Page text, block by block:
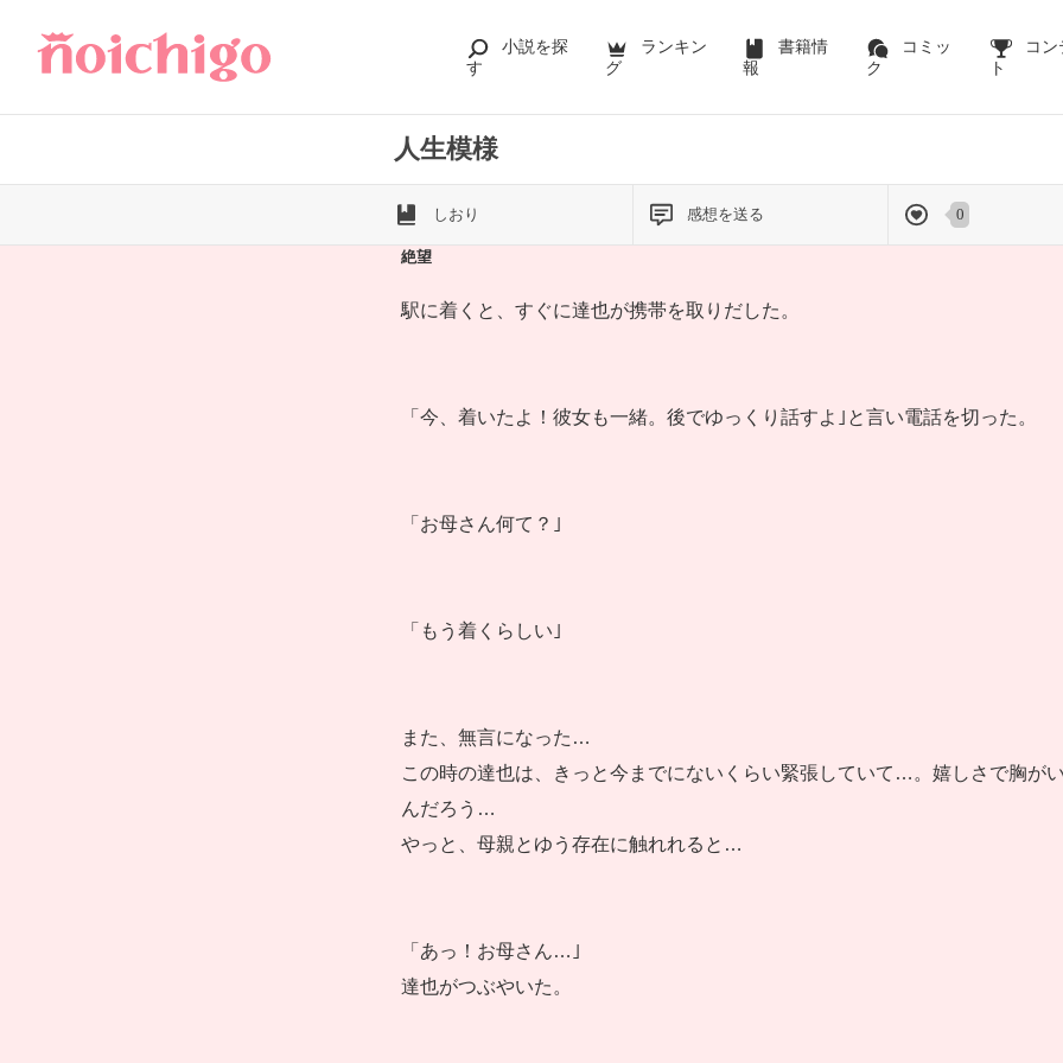
小説を探
す
ランキン
グ
書籍情
報
コミッ
ク
コン
ト
人生模様
しおり 感想を送る 0
前のページを表示する
絶望
駅に着くと、すぐに達也が携帯を取りだした。
「今、着いたよ！彼女も一緒。後でゆっくり話すよ｣と言い電話を切った。
「お母さん何て？｣
「もう着くらしい｣
また、無言になった…
この時の達也は、きっと今までにないくらい緊張していて…。嬉しさで胸が
んだろう…
やっと、母親とゆう存在に触れれると…
「あっ！お母さん…｣
達也がつぶやいた。